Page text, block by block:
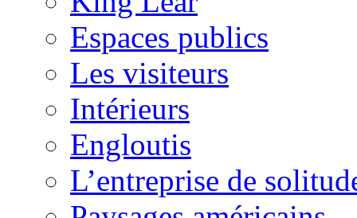
Espaces publics
Les visiteurs
Intérieurs
Engloutis
L’entreprise de